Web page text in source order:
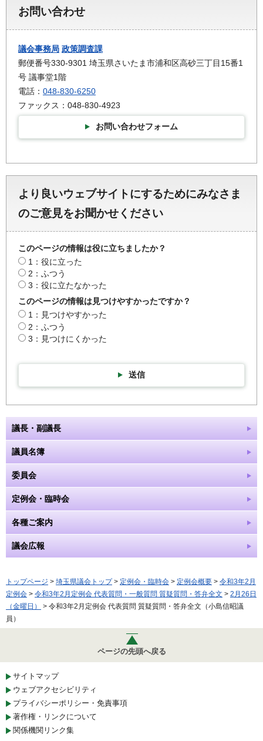
お問い合わせ
議会事務局 政策調査課
郵便番号330-9301 埼玉県さいたま市浦和区高砂三丁目15番1
号 議事堂1階
電話： 048-830-6250
ファックス：048-830-4923
お問い合わせフォーム
より良いウェブサイトにするためにみなさま
のご意見をお聞かせください
このページの情報は役に立ちましたか？
1：役に立った
2：ふつう
3：役に立たなかった
このページの情報は見つけやすかったですか？
1：見つけやすかった
2：ふつう
3：見つけにくかった
送信
議長・副議長
議員名簿
委員会
定例会・臨時会
各種ご案内
議会広報
トップページ > 埼玉県議会トップ> 定例会・臨時会 > 定例会概要 > 令和3年2月
定例会 > 令和3年2月定例会 代表質問・一般質問 質疑質問・答弁全文 > 2月26日
（金曜日）
> 令和3年2月定例会 代表質問 質疑質問・答弁全文（小島信昭議
員）
ページの先頭へ戻る
サイトマップ
ウェブアクセシビリティ
プライバシーポリシー・免責事項
著作権・リンクについて
関係機関リンク集